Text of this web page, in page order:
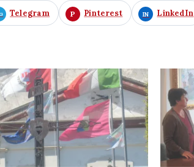
Telegram Pinterest LinkedIn